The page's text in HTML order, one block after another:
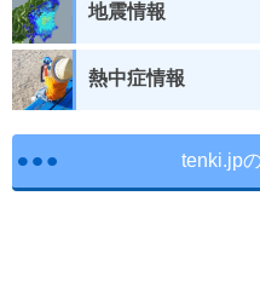
地震情報
熱中症情報
tenki.jp